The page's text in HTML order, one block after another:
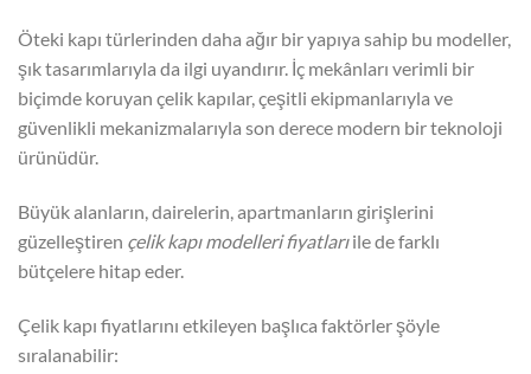
Öteki kapı türlerinden daha ağır bir yapıya sahip bu modeller,
şık tasarımlarıyla da ilgi uyandırır. İç mekânları verimli bir
biçimde koruyan çelik kapılar, çeşitli ekipmanlarıyla ve
güvenlikli mekanizmalarıyla son derece modern bir teknoloji
ürünüdür.
Büyük alanların, dairelerin, apartmanların girişlerini
güzelleştiren çelik kapı modelleri fiyatlarıile de farklı
bütçelere hitap eder.
Çelik kapı fiyatlarını etkileyen başlıca faktörler şöyle
sıralanabilir: